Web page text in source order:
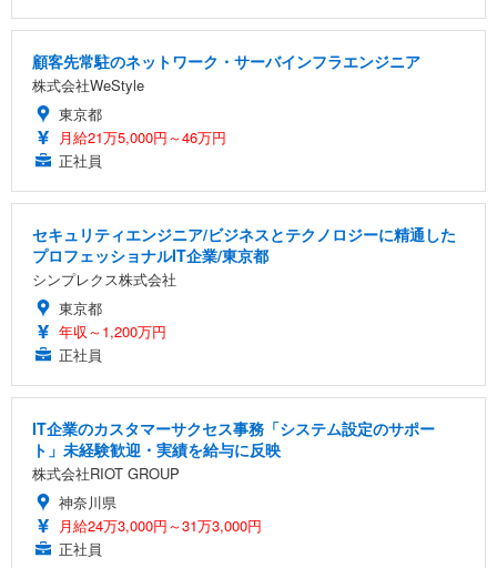
顧客先常駐のネットワーク・サーバインフラエンジニア
株式会社WeStyle
東京都
月給21万5,000円～46万円
正社員
セキュリティエンジニア/ビジネスとテクノロジーに精通した
プロフェッショナルIT企業/東京都
シンプレクス株式会社
東京都
年収～1,200万円
正社員
IT企業のカスタマーサクセス事務「システム設定のサポー
ト」未経験歓迎・実績を給与に反映
株式会社RIOT GROUP
神奈川県
月給24万3,000円～31万3,000円
正社員